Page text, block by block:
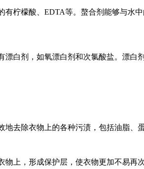
檬酸、EDTA等。螯合剂能够与水
剂，如氧漂白剂和次氯酸盐。漂白
除衣物上的各种污渍，包括油脂、
，形成保护层，使衣物更加不易再